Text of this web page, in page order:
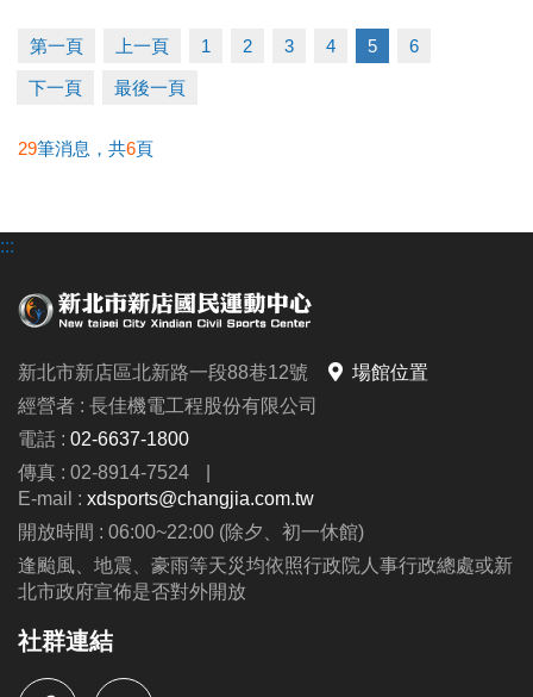
4. 場地預約每次限制1小時
5.App採線上信用卡付費
現場預約營業時間：6:00~22:00
1.僅限預約今、明兩天之場地。
不退費，亦不提供更換時段之服務。
3. 如需調降籃球框或使用排球場，請提前告知，並於
當天使用場地時，需自行手動調降或架設排球網，於
使用後請恢復原狀。
4. 敦親睦鄰優惠方案：僅提供預約今、明兩天之場
地，且須立即繳費，怒不接受線上及電話預約。
5.如有承辦比賽、活動、拍攝或私人教學等包場需
求，請提前洽詢三樓櫃台，本中心將另行報價。
公益場地：身心障礙者
第一頁 上一頁 1 2 3 4 5 6
下一頁 最後一頁
29筆消息，共6頁
:::
新北市新店區北新路一段88巷12號
場館位置
經營者 : 長佳機電工程股份有限公司
電話 : 02-6637-1800
傳真 : 02-8914-7524
|
E-mail : xdsports@changjia.com.tw
開放時間 : 06:00~22:00 (除夕、初一休館)
逢颱風、地震、豪雨等天災均依照行政院人事行政總處或新
北市政府宣佈是否對外開放
社群連結